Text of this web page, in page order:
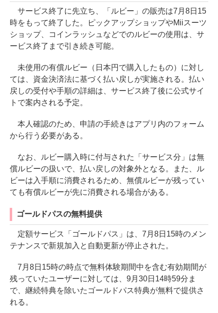
サービス終了に先立ち、「ルビー」の販売は7月8日15
時をもって終了した。ピックアップショップやMiiスーツ
ショップ、コインラッシュなどでのルビーの使用は、サ
ービス終了まで引き続き可能。
未使用の有償ルビー（日本円で購入したもの）に対し
ては、資金決済法に基づく払い戻しが実施される。払い
戻しの受付や手順の詳細は、サービス終了後に公式サイ
トで案内される予定。
本人確認のため、申請の手続きはアプリ内のフォーム
から行う必要がある。
なお、ルビー購入時に付与された「サービス分」は無
償ルビーの扱いで、払い戻しの対象外となる。また、ル
ビーは入手順に消費されるため、無償ルビーが残ってい
ても有償ルビーが先に消費される場合がある。
ゴールドパスの無料提供
定額サービス「ゴールドパス」は、7月8日15時のメン
テナンスで新規加入と自動更新が停止された。
7月8日15時の時点で無料体験期間中を含む有効期間が
残っていたユーザーに対しては、9月30日14時59分ま
で、継続特典を除いたゴールドパス特典が無料で提供さ
れる。